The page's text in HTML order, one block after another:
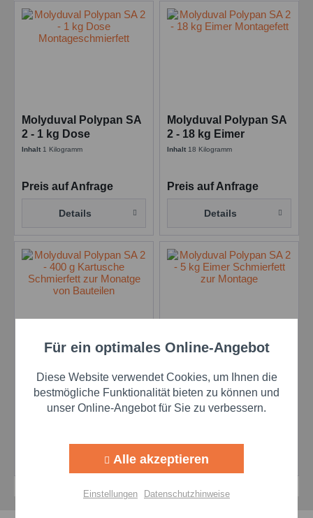
Molyduval Polypan SA
2 - 1 kg Dose
Montageschmierfett
Inhalt 1 Kilogramm
Preis auf Anfrage
Details
Molyduval Polypan SA
2 - 18 kg Eimer
Montagefett
Inhalt 18 Kilogramm
Preis auf Anfrage
Details
2 - 400 g Kartusche
Schmierfett zur
Monatge von Bauteilen
Inhalt1 Stk
2 - 5 kg Eimer
Schmierfett zur
Montage
Inhalt5 Kilogramm
Details
Funktionale Aktiv
Marketing Aktiv
Personalisierung Aktiv
Für ein optimales Online-Angebot
Diese Website verwendet Cookies, um Ihnen die
bestmögliche Funktionalität bieten zu können und
unser Online-Angebot für Sie zu verbessern.
Alle akzeptieren
Einstellungen Datenschutzhinweise